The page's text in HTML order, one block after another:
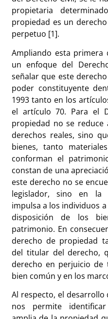
propietaria
propiedad es un
perpetuo [1].
Ampliando esta primera
un enfoque del
señalar que este
poder constituyente
1993 tanto en los
el artículo 70. Para el
propiedad no se
derechos reales, sino
bienes, tanto
conforman el
constan de una
este derecho no se
legislador, sino en la
impulsa a los individuos
disposición de los
patrimonio. En
derecho de propiedad
del titular del derecho,
derecho en perjuicio de
bien común y en los
Al respecto, el
nos permite